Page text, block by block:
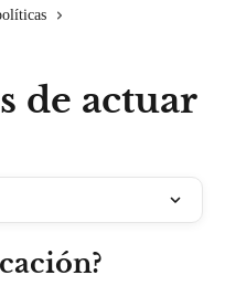
de actuar